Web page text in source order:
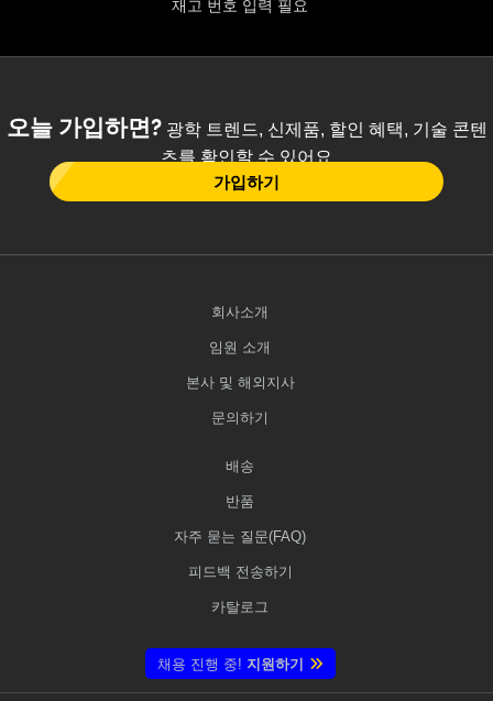
재고 번호 입력 필요
오늘 가입하면?광학 트렌드, 신제품, 할인 혜택, 기술 콘텐
츠를 확인할 수 있어요
가입하기
회사소개
임원 소개
본사 및 해외지사
문의하기
배송
반품
자주 묻는 질문(FAQ)
피드백 전송하기
카탈로그
채용 진행 중! 지원하기